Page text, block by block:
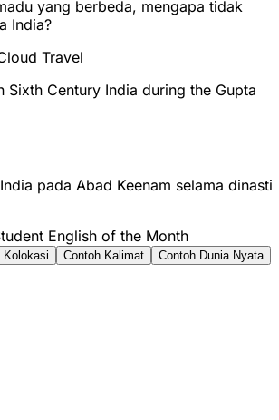
yang berbeda, mengapa tidak
India?
Travel
Sixth Century India during the Gupta
pada Abad Keenam selama dinasti
English of the Month
Kolokasi Contoh Kalimat Contoh Dunia Nyata